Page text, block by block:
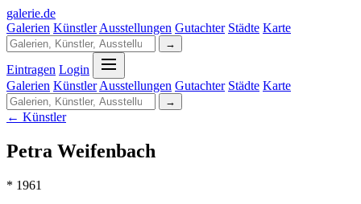
galerie.de
Galerien Künstler Ausstellungen Gutachter Städte Karte
→
Eintragen Login
Galerien Künstler Ausstellungen Gutachter Städte Karte
→
← Künstler
Petra Weifenbach
* 1961